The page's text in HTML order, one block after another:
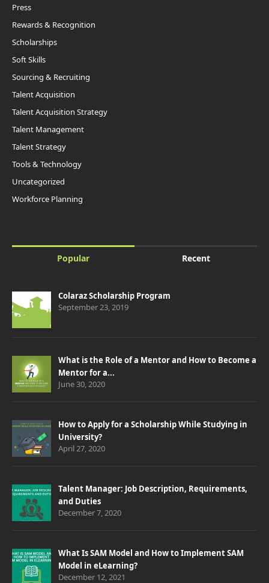
Press
Rewards & Recognition
Scholarships
Soft Skills
Sourcing & Recruiting
Talent Acquisition
Talent Acquisition Strategy
Talent Management
Talent Strategy
Tools & Technology
Uncategorized
Workforce Planning
Popular Recent
Colaraz Scholarship Program
September 23, 2019
What is the Role of a Mentor and How to Become a
Mentor for a...
June 30, 2020
How to Apply for a Scholarship While Studying in
University?
April 27, 2020
Talent Manager: Job Description, Requirements,
and Duties
December 7, 2020
What Is SAM Model and How to Implement SAM
Model in eLearning?
December 12, 2021